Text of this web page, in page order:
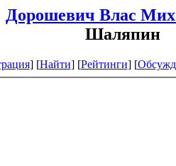
Дорошевич Влас
Шаляпин
] [Найти] [Рейтинги] [